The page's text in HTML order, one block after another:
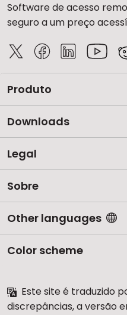
Software de acesso
seguro a um preço
Produto
Downloads
Legal
Sobre
Other languages
Color scheme
Este site é traduzido
discrepâncias, a versão